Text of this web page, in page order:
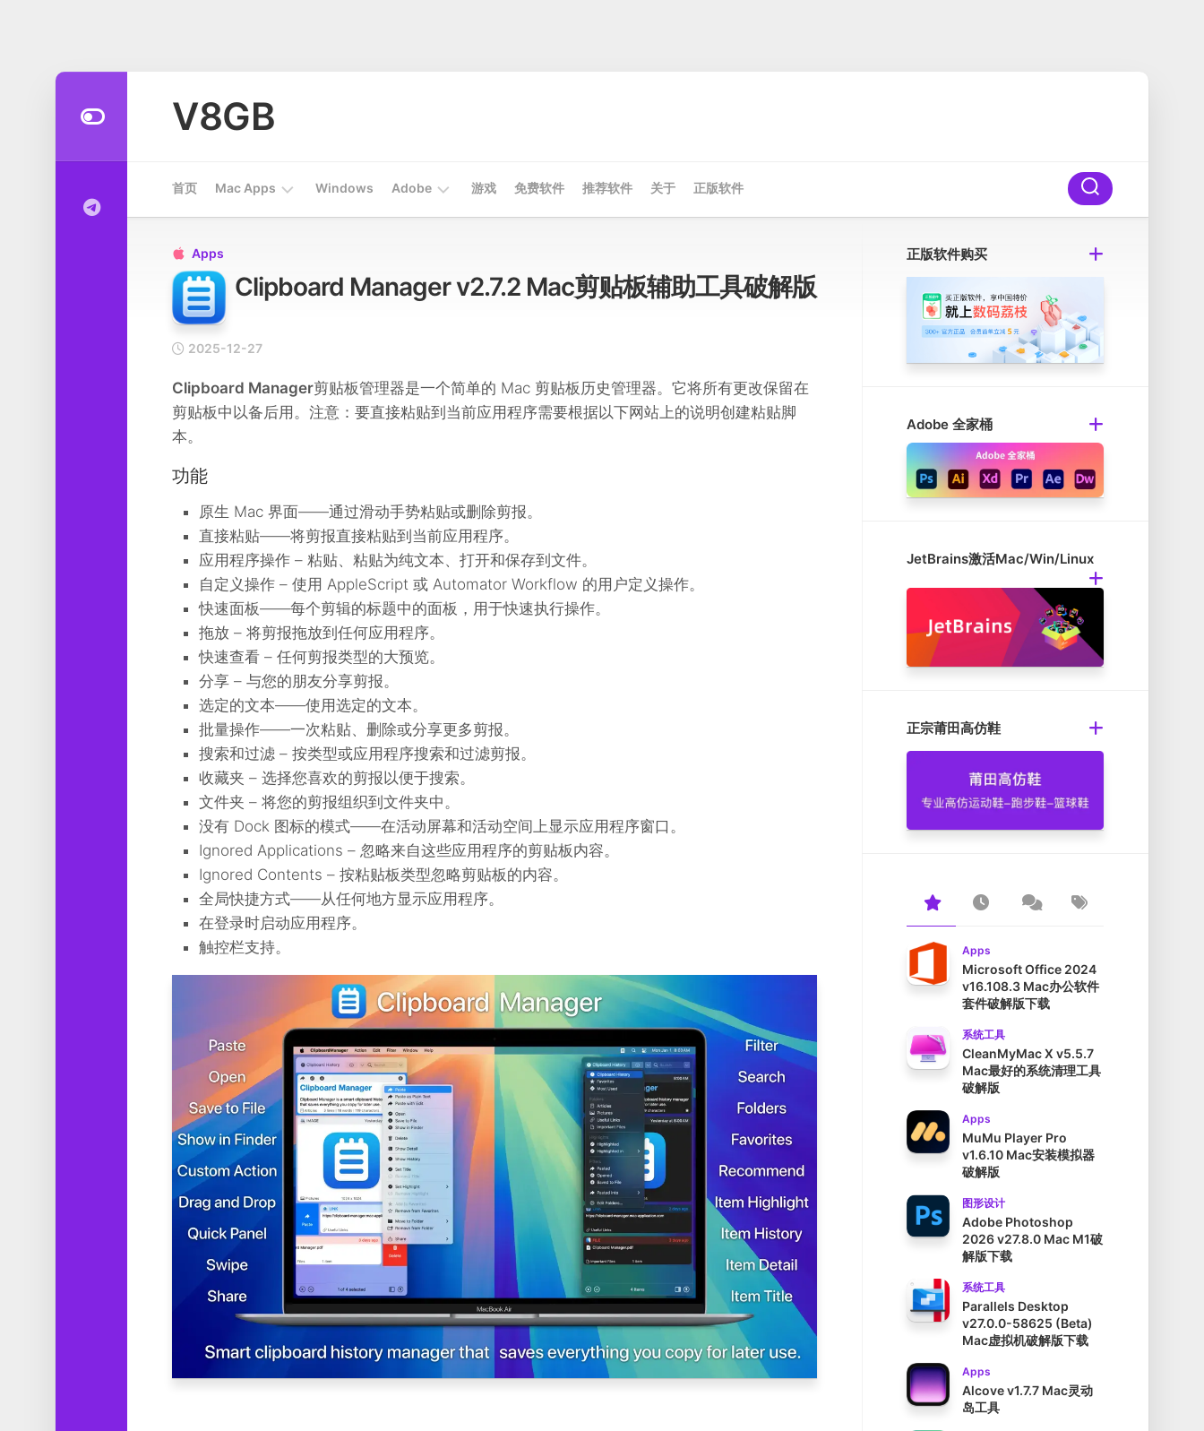
V8GB
首页 Mac Apps
开
统
工
计
媒
软
件
乐
Windows Adobe
Win
游戏 免费软件 推荐软件 关于 正版软件
 Apps
Clipboard Manager v2.7.2 Mac剪贴板辅助工具破解版
2025-12-27
Clipboard Manager剪贴板管理器是一个简单的 Mac 剪贴板历史管理器。它将所有更改保留在
剪贴板中以备后用。注意：要直接粘贴到当前应用程序需要根据以下网站上的说明创建粘贴脚
本。
功能
原生 Mac 界面——通过滑动手势粘贴或删除剪报。
直接粘贴——将剪报直接粘贴到当前应用程序。
应用程序操作 – 粘贴、粘贴为纯文本、打开和保存到文件。
自定义操作 – 使用 AppleScript 或 Automator Workflow 的用户定义操作。
快速面板——每个剪辑的标题中的面板，用于快速执行操作。
拖放 – 将剪报拖放到任何应用程序。
快速查看 – 任何剪报类型的大预览。
分享 – 与您的朋友分享剪报。
选定的文本——使用选定的文本。
批量操作——一次粘贴、删除或分享更多剪报。
搜索和过滤 – 按类型或应用程序搜索和过滤剪报。
收藏夹 – 选择您喜欢的剪报以便于搜索。
文件夹 – 将您的剪报组织到文件夹中。
没有 Dock 图标的模式——在活动屏幕和活动空间上显示应用程序窗口。
Ignored Applications – 忽略来自这些应用程序的剪贴板内容。
Ignored Contents – 按粘贴板类型忽略剪贴板的内容。
全局快捷方式——从任何地方显示应用程序。
在登录时启动应用程序。
触控栏支持。
正版软件购买
Adobe 全家桶
JetBrains激活Mac/Win/Linux
正宗莆田高仿鞋
Apps
Microsoft Office 2024
v16.108.3 Mac办公软件
套件破解版下载
系统工具
CleanMyMac X v5.5.7
Mac最好的系统清理工具
破解版
Apps
MuMu Player Pro
v1.6.10 Mac安装模拟器
破解版
图形设计
Adobe Photoshop
2026 v27.8.0 Mac M1破
解版下载
系统工具
Parallels Desktop
v27.0.0-58625 (Beta)
Mac虚拟机破解版下载
Apps
Alcove v1.7.7 Mac灵动
岛工具